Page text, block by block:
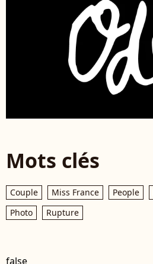
Mots clés
Couple Miss France People
Photo
Rupture
false